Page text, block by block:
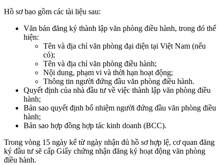
Hồ sơ bao gồm các tài liệu sau:
Văn bản đăng ký thành lập văn phòng điều hành, trong đó thể
hiện:
Tên và địa chỉ văn phòng đại diện tại Việt Nam (nếu
có);
Tên và địa chỉ văn phòng điều hành;
Nội dung, phạm vi và thời hạn hoạt động;
Thông tin người đứng đầu văn phòng điều hành.
Quyết định của nhà đầu tư về việc thành lập văn phòng điều
hành;
Bản sao quyết định bổ nhiệm người đứng đầu văn phòng điều
hành;
Bản sao hợp đồng hợp tác kinh doanh (BCC).
Trong vòng 15 ngày kể từ ngày nhận đủ hồ sơ hợp lệ, cơ quan đăng
ký đầu tư sẽ cấp Giấy chứng nhận đăng ký hoạt động văn phòng
điều hành.